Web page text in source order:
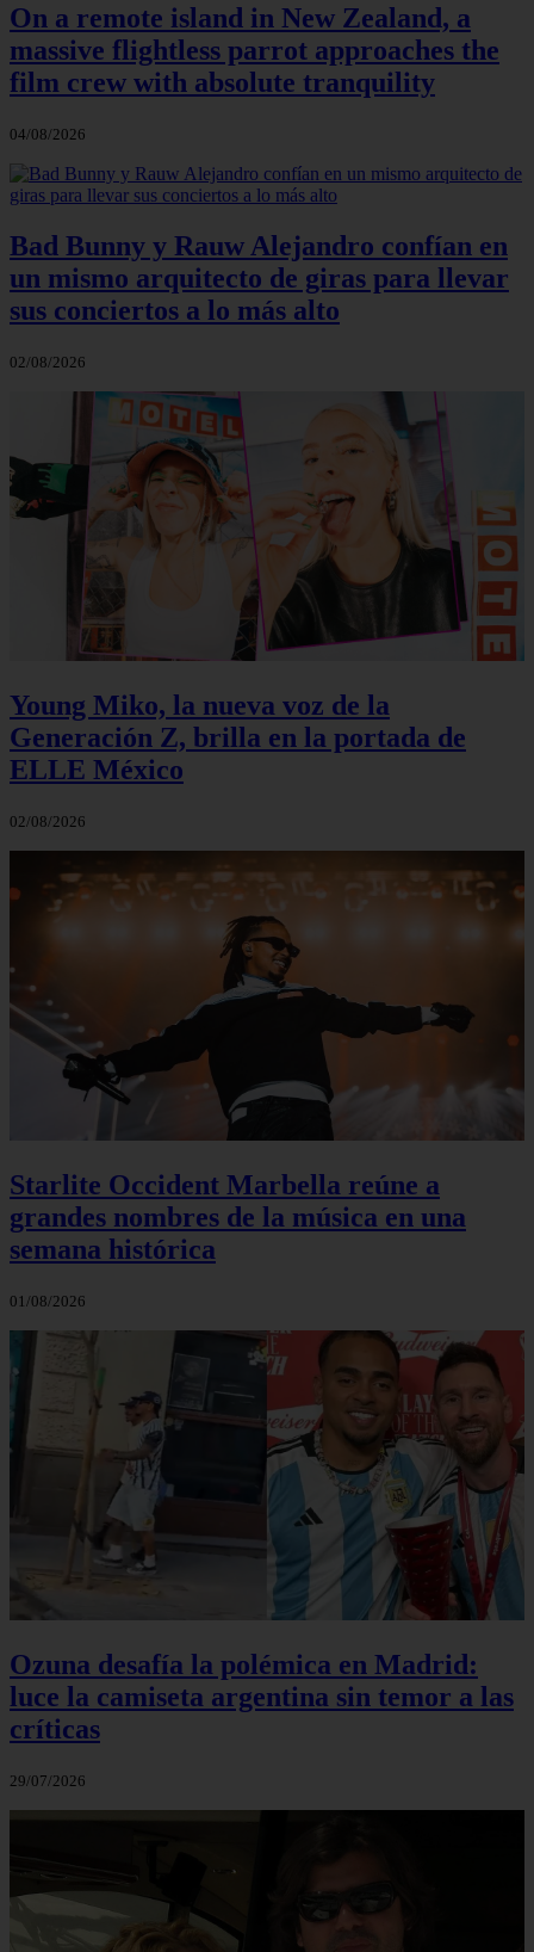
On a remote island in New Zealand, a
massive flightless parrot approaches the
film crew with absolute tranquility
04/08/2026
Bad Bunny y Rauw Alejandro confían en
un mismo arquitecto de giras para llevar
sus conciertos a lo más alto
02/08/2026
Young Miko, la nueva voz de la
Generación Z, brilla en la portada de
ELLE México
02/08/2026
Starlite Occident Marbella reúne a
grandes nombres de la música en una
semana histórica
01/08/2026
Ozuna desafía la polémica en Madrid:
luce la camiseta argentina sin temor a las
críticas
29/07/2026